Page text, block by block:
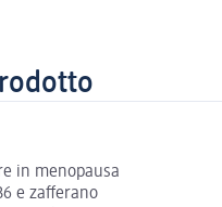
in menopausa
e zafferano